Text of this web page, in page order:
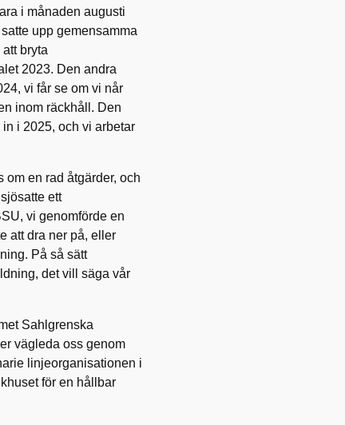
i månaden augusti
upp gemensamma
bryta
2023. Den andra
vi får se om vi når
inom räckhåll. Den
i 2025, och vi arbetar
om en rad åtgärder, och
ett
vi genomförde en
att dra ner på, eller
På så sätt
det vill säga vår
Sahlgrenska
vägleda oss genom
linjeorganisationen i
för en hållbar